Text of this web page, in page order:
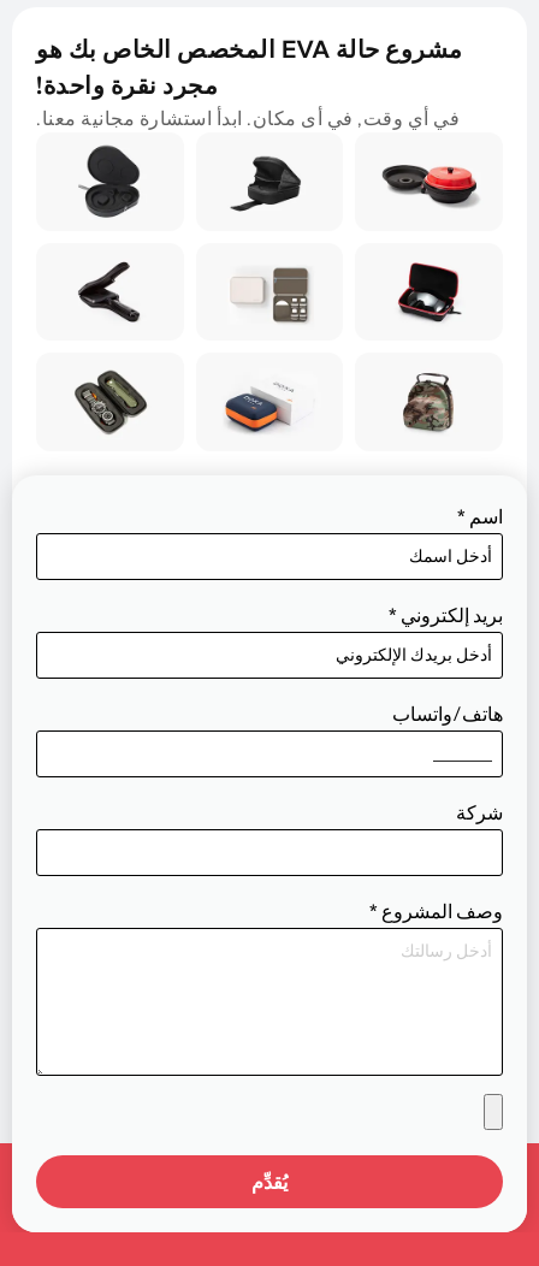
*
بريد إلكتروني *
هاتف/واتساب
شركة
وصف المشروع*
يُقدِّم
مشروع حالة EVA المخصص الخاص بك هو
مجرد نقرة واحدة!
في أي وقت, في أى مكان. ابدأ استشارة مجانية معنا.